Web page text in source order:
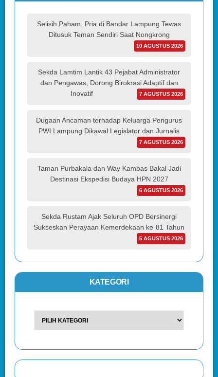
Selisih Paham, Pria di Bandar Lampung Tewas
Ditusuk Teman Sendiri Saat Nongkrong
10 AGUSTUS 2026
Sekda Lamtim Lantik 43 Pejabat Administrator
dan Pengawas, Dorong Birokrasi Adaptif dan
Inovatif
7 AGUSTUS 2026
Dugaan Ancaman terhadap Keluarga Pengurus
PWI Lampung Dikawal Legislator dan Jurnalis
7 AGUSTUS 2026
Taman Purbakala dan Way Kambas Bakal Jadi
Destinasi Ekspedisi Budaya HPN 2027
6 AGUSTUS 2026
Sekda Rustam Ajak Seluruh OPD Bersinergi
Sukseskan Perayaan Kemerdekaan ke-81 Tahun
5 AGUSTUS 2026
KATEGORI